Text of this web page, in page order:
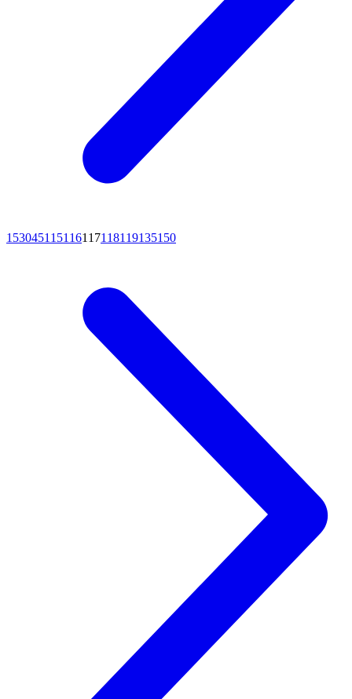
153045115116117118119135150